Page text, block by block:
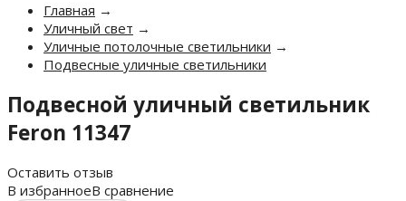
Главная →
Уличный свет →
Уличные потолочные светильники →
Подвесные уличные светильники
Подвесной уличный светильник
Feron 11347
Оставить отзыв
В избранноеВ сравнение